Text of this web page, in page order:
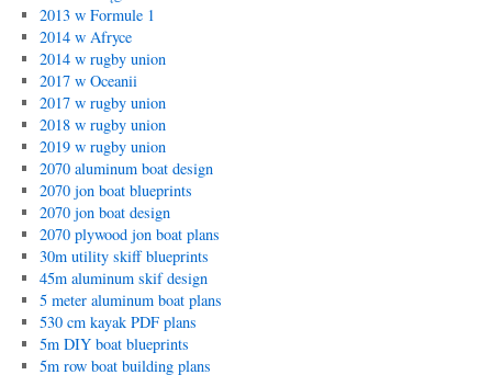
2013 w Formule 1
2014 w Afryce
2014 w rugby union
2017 w Oceanii
2017 w rugby union
2018 w rugby union
2019 w rugby union
2070 aluminum boat design
2070 jon boat blueprints
2070 jon boat design
2070 plywood jon boat plans
30m utility skiff blueprints
45m aluminum skif design
5 meter aluminum boat plans
530 cm kayak PDF plans
5m DIY boat blueprints
5m row boat building plans